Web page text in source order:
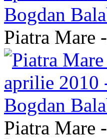
Piatra Mare
Piatra Mare